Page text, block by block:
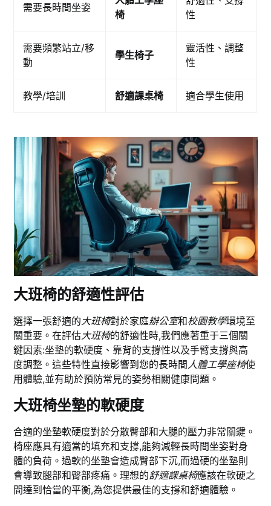
需要長時間坐姿
椅
性
需要頻繁站立/移
動
學生椅子
靈活性、調整
性
教學/培訓 舒適課桌椅 適合學生使用
大班椅的舒適性評估
選擇一張舒適的 大班椅對於家庭辦公室和校園教學環境至
關重要。在評估大班椅的舒適性時,我們應著重于三個關
鍵因素:坐墊的軟硬度、靠背的支撐性以及手臂支撐與高
度調整。這些特性直接影響到您的長時間 人體工學座椅使
用體驗,並有助於預防常見的姿勢相關健康問題。
大班椅坐墊的軟硬度
合適的坐墊軟硬度對於分散臀部和大腿的壓力非常關鍵。
椅座應具有適當的填充和支撐,能夠減輕長時間坐姿對身
體的負荷。過軟的坐墊會造成臀部下沉,而過硬的坐墊則
會導致腿部和臀部疼痛。理想的舒適課桌椅應該在軟硬之
間達到恰當的平衡,為您提供最佳的支撐和舒適體驗。